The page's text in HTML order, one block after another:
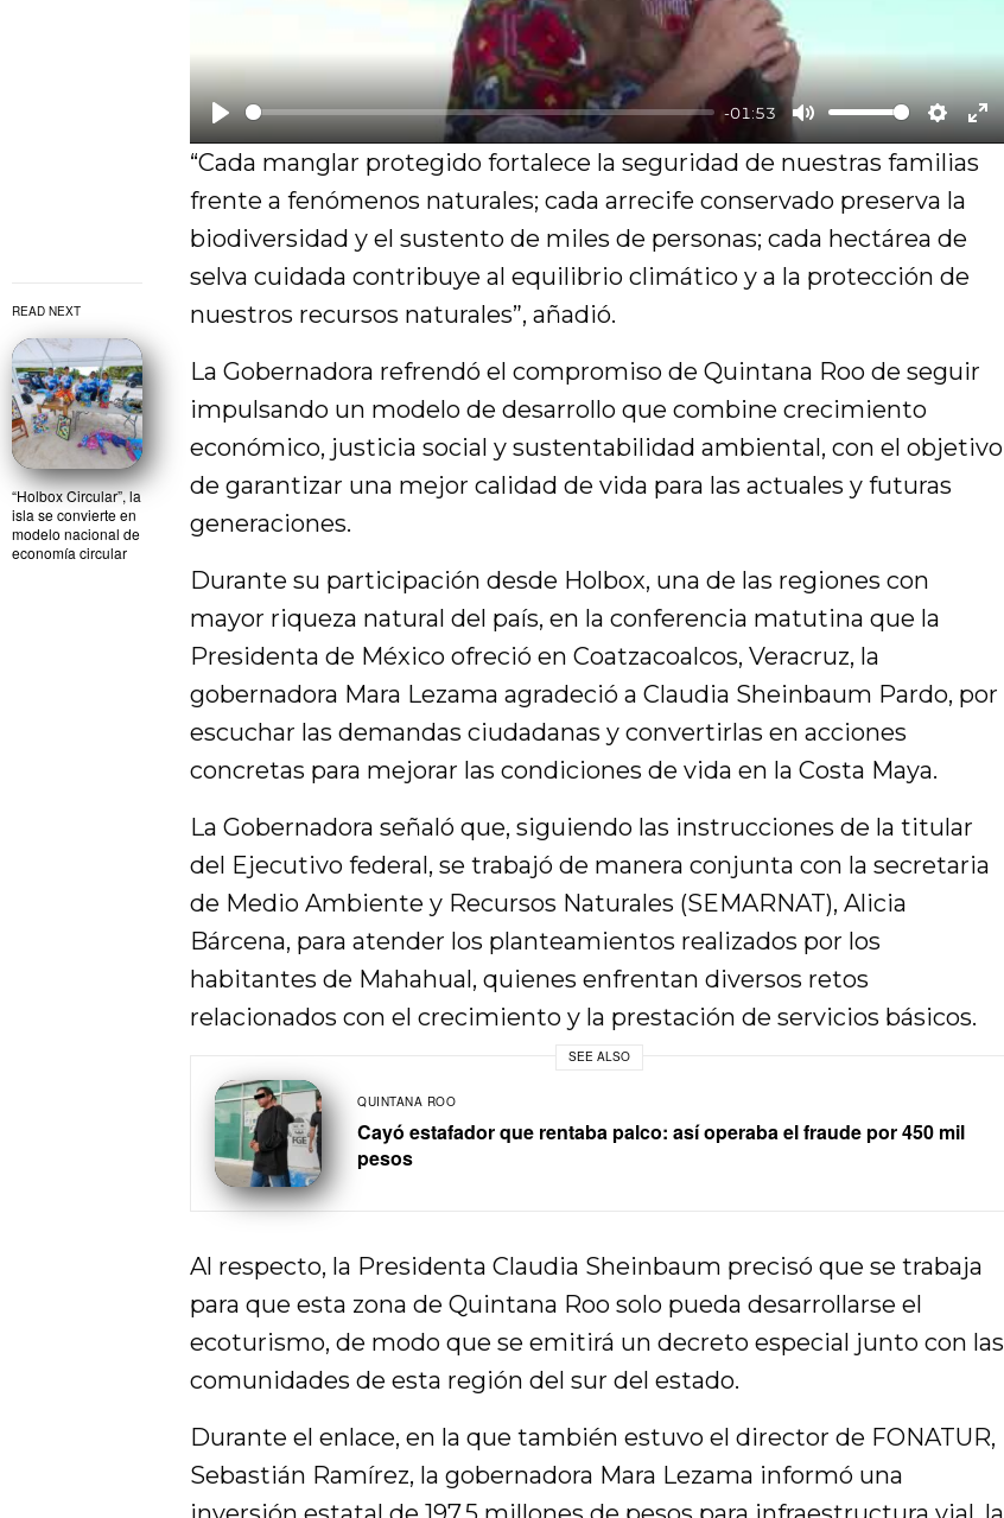
READ NEXT
“Holbox Circular”, la
isla se convierte en
modelo nacional de
economía circular
P
y
-01:53
M
u
t
e
S
e
t
g
E
n
y
“Cada manglar protegido fortalece la seguridad de nuestras familias
frente a fenómenos naturales; cada arrecife conservado preserva la
biodiversidad y el sustento de miles de personas; cada hectárea de
selva cuidada contribuye al equilibrio climático y a la protección de
nuestros recursos naturales”, añadió.
La Gobernadora refrendó el compromiso de Quintana Roo de seguir
impulsando un modelo de desarrollo que combine crecimiento
económico, justicia social y sustentabilidad ambiental, con el objetivo
de garantizar una mejor calidad de vida para las actuales y futuras
generaciones.
Durante su participación desde Holbox, una de las regiones con
mayor riqueza natural del país, en la conferencia matutina que la
Presidenta de México ofreció en Coatzacoalcos, Veracruz, la
gobernadora Mara Lezama agradeció a Claudia Sheinbaum Pardo, por
escuchar las demandas ciudadanas y convertirlas en acciones
concretas para mejorar las condiciones de vida en la Costa Maya.
La Gobernadora señaló que, siguiendo las instrucciones de la titular
del Ejecutivo federal, se trabajó de manera conjunta con la secretaria
de Medio Ambiente y Recursos Naturales (SEMARNAT), Alicia
Bárcena, para atender los planteamientos realizados por los
habitantes de Mahahual, quienes enfrentan diversos retos
relacionados con el crecimiento y la prestación de servicios básicos.
SEE ALSO
QUINTANA ROO
Cayó estafador que rentaba palco: así operaba el fraude por 450 mil
pesos
Al respecto, la Presidenta Claudia Sheinbaum precisó que se trabaja
para que esta zona de Quintana Roo solo pueda desarrollarse el
ecoturismo, de modo que se emitirá un decreto especial junto con las
comunidades de esta región del sur del estado.
Durante el enlace, en la que también estuvo el director de FONATUR,
Sebastián Ramírez, la gobernadora Mara Lezama informó una